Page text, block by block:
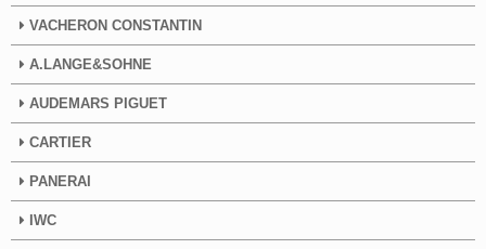
VACHERON CONSTANTIN
A.LANGE&SOHNE
AUDEMARS PIGUET
CARTIER
PANERAI
IWC